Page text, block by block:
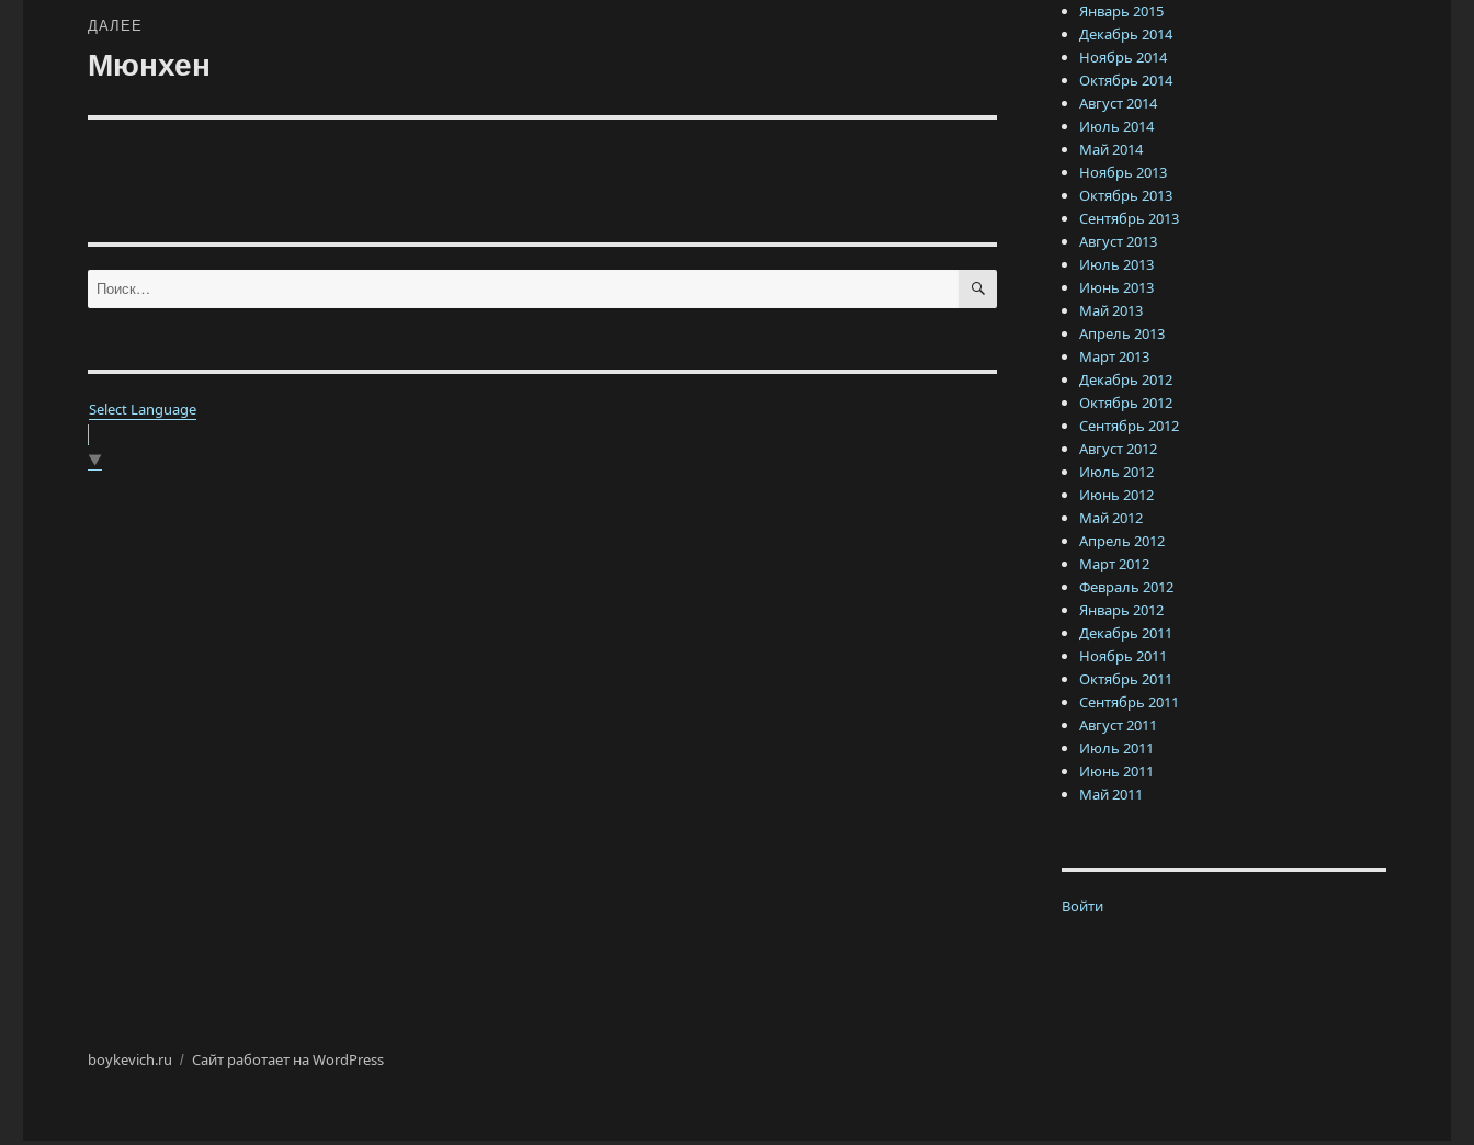
ДАЛЕЕ
Следующая
Мюнхен
Искать: ПОИСК
Select Language
▼
Январь 2015
Декабрь 2014
Ноябрь 2014
Октябрь 2014
Август 2014
Июль 2014
Май 2014
Ноябрь 2013
Октябрь 2013
Сентябрь 2013
Август 2013
Июль 2013
Июнь 2013
Май 2013
Апрель 2013
Март 2013
Декабрь 2012
Октябрь 2012
Сентябрь 2012
Август 2012
Июль 2012
Июнь 2012
Май 2012
Апрель 2012
Март 2012
Февраль 2012
Январь 2012
Декабрь 2011
Ноябрь 2011
Октябрь 2011
Сентябрь 2011
Август 2011
Июль 2011
Июнь 2011
Май 2011
Войти
boykevich.ru Сайт работает на WordPress